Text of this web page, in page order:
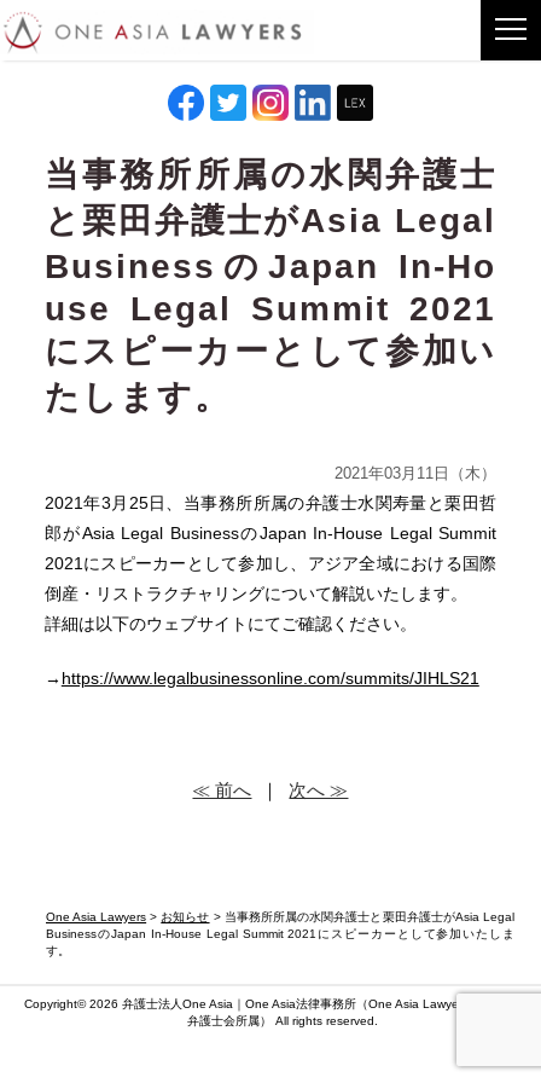
One Asia Lawyers > お知らせ > 当事務所所属の水関弁護士と栗田弁護士がAsia Legal
BusinessのJapan In-House Legal Summit 2021にスピーカーとして参加いたしま
す。
当事務所所属の水関弁護士
と栗田弁護士がAsia Legal
BusinessのJapan In-Ho
use Legal Summit 2021
にスピーカーとして参加い
たします。
2021年03月11日（木）
2021年3月25日、当事務所所属の弁護士水関寿量と栗田哲
郎がAsia Legal BusinessのJapan In-House Legal Summit
2021にスピーカーとして参加し、アジア全域における国際
倒産・リストラクチャリングについて解説いたします。
詳細は以下のウェブサイトにてご確認ください。
→ https://www.legalbusinessonline.com/summits/JIHLS21
≪ 前へ ｜ 次へ ≫
Copyright© 2026 弁護士法人One Asia｜One Asia法律事務所（One Asia Lawyers
弁護士会所属） All rights reserved.